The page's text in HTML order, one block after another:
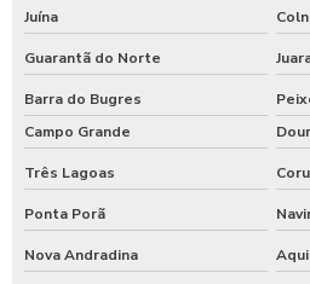
Juína
Guarantã do Norte
Barra do Bugres
Campo Grande
Três Lagoas
Ponta Porã
Nova Andradina